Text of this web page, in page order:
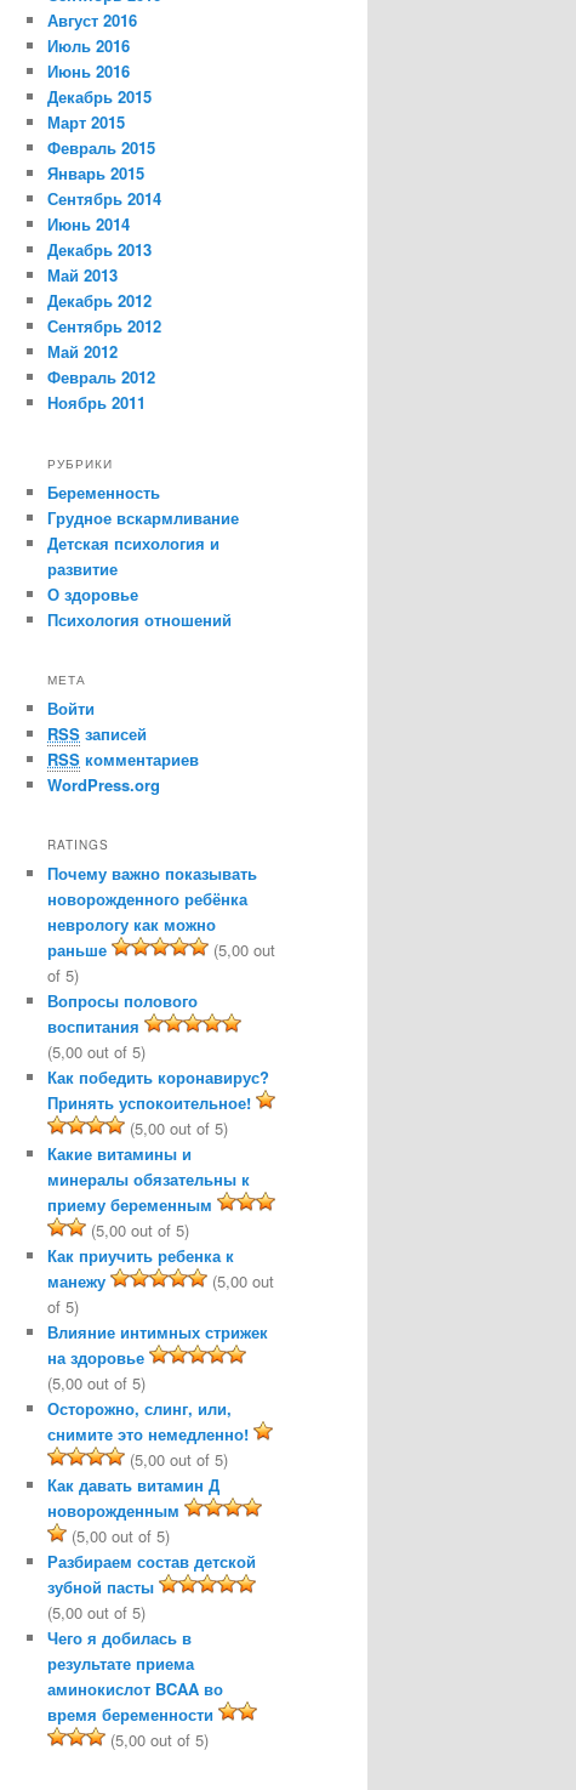
Август 2016
Июль 2016
Июнь 2016
Декабрь 2015
Март 2015
Февраль 2015
Январь 2015
Сентябрь 2014
Июнь 2014
Декабрь 2013
Май 2013
Декабрь 2012
Сентябрь 2012
Май 2012
Февраль 2012
Ноябрь 2011
РУБРИКИ
Беременность
Грудное вскармливание
Детская психология и
развитие
О здоровье
Психология отношений
МЕТА
Войти
RSS записей
RSS комментариев
WordPress.org
RATINGS
Почему важно показывать
новорожденного ребёнка
неврологу как можно
раньше
(5,00 out
of 5)
Вопросы полового
воспитания
(5,00 out of 5)
Как победить коронавирус?
Принять успокоительное!
(5,00 out of 5)
Какие витамины и
минералы обязательны к
приему беременным
(5,00 out of 5)
Как приучить ребенка к
манежу
(5,00 out
of 5)
Влияние интимных стрижек
на здоровье
(5,00 out of 5)
Осторожно, слинг, или,
снимите это немедленно!
(5,00 out of 5)
Как давать витамин Д
новорожденным
(5,00 out of 5)
Разбираем состав детской
зубной пасты
(5,00 out of 5)
Чего я добилась в
результате приема
аминокислот BCAA во
время беременности
(5,00 out of 5)